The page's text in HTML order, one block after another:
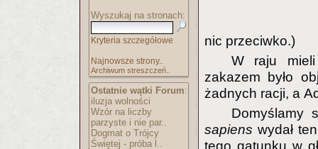
Wyszukaj na stronach:
Kryteria szczegółowe
Najnowsze strony..
Archiwum streszczeń..
Ostatnie wątki Forum:
iluzja wolności
Wzór na liczby
parzyste i nie par..
Dogmat o Trójcy
Świętej - próba l..
nic przeciwko.)
W raju
zakazem było
żadnych racji, a
Domyślamy
sapiens wydał
tego gatunku w